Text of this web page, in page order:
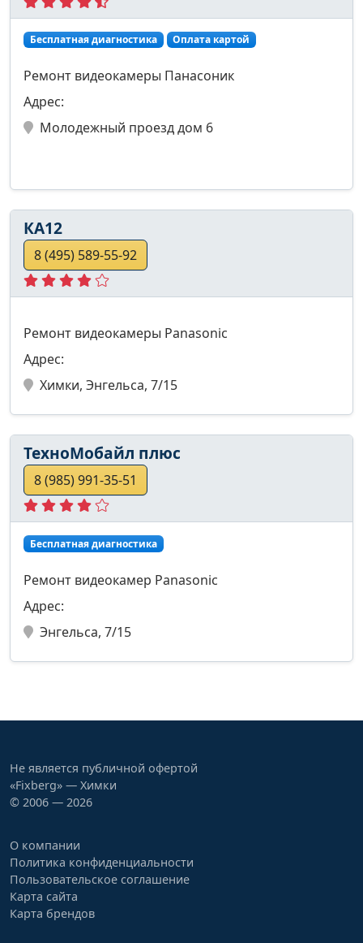
Бесплатная диагностика Оплата картой
Ремонт видеокамеры Панасоник
Адрес:
Молодежный проезд дом 6
КА12
8 (495) 589-55-92
Ремонт видеокамеры Panasonic
Адрес:
Химки, Энгельса, 7/15
ТехноМобайл плюс
8 (985) 991-35-51
Бесплатная диагностика
Ремонт видеокамер Panasonic
Адрес:
Энгельса, 7/15
Не является публичной офертой
«Fixberg» — Химки
© 2006 — 2026
О компании
Политика конфиденциальности
Пользовательское соглашение
Карта сайта
Карта брендов